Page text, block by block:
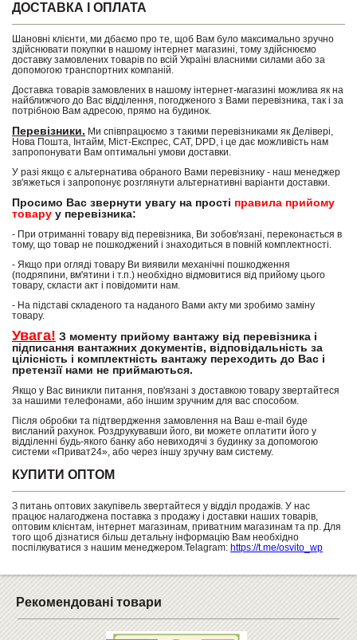
ДОСТАВКА І ОПЛАТА
Шановні клієнти, ми дбаємо про те, щоб Вам було максимально зручно
здійснювати покупки в нашому інтернет магазині, тому здійснюємо
доставку замовлених товарів по всій Україні власними силами або за
допомогою транспортних компаній.
Доставка товарів замовлених в нашому інтернет-магазині можлива як на
найближчого до Вас відділення, погодженого з Вами перевізника, так і за
потрібною Вам адресою, прямо на будинок.
Перевізники. Ми співпрацюємо з такими перевізниками як Делівері,
Нова Пошта, Інтайм, Міст-Експрес, САТ, DPD, і це дає можливість нам
запропонувати Вам оптимальні умови доставки.
У разі якщо є альтернатива обраного Вами перевізнику - наш менеджер
зв'яжеться і запропонує розглянути альтернативні варіанти доставки.
Просимо Вас звернути увагу на прості правила прийому
товару у перевізника:
- При отриманні товару від перевізника, Ви зобов'язані, переконається в
тому, що товар не пошкоджений і знаходиться в повній комплектності.
- Якщо при огляді товару Ви виявили механічні пошкодження
(подряпини, вм'ятини і т.п.) необхідно відмовитися від прийому цього
товару, скласти акт і повідомити нам.
- На підставі складеного та наданого Вами акту ми зробимо заміну
товару.
Увага! З моменту прийому вантажу від перевізника і
підписання вантажних документів, відповідальність за
цілісність і комплектність вантажу переходить до Вас і
претензії нами не приймаються.
Якщо у Вас виникли питання, пов'язані з доставкою товару звертайтеся
за нашими телефонами, або іншим зручним для вас способом.
Після обробки та підтвердження замовлення на Ваш e-mail буде
висланий рахунок. Роздрукувавши його, ви можете оплатити його у
відділенні будь-якого банку або невиходячі з будинку за допомогою
системи «Приват24», або через іншу зручну вам систему.
КУПИТИ ОПТОМ
З питань оптових закупівель звертайтеся у відділ продажів. У нас
працює налагоджена поставка з продажу і доставки наших товарів,
оптовим клієнтам, інтернет магазинам, приватним магазинам та пр. Для
того щоб дізнатися більш детальну інформацію Вам необхідно
поспілкуватися з нашим менеджером.Telagram: https://t.me/osvito_wp
Рекомендовані товари